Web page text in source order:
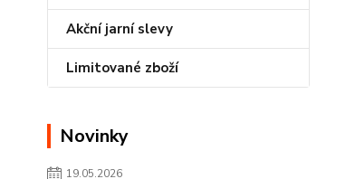
Akční jarní slevy
Limitované zboží
Novinky
19.05.2026